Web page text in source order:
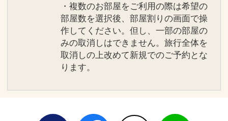
・複数のお部屋をご利用の際は希望の
部屋数を選択後、部屋割りの画面で操
作してください。但し、一部の部屋の
みの取消しはできません。旅行全体を
取消しの上改めて新規でのご予約とな
ります。